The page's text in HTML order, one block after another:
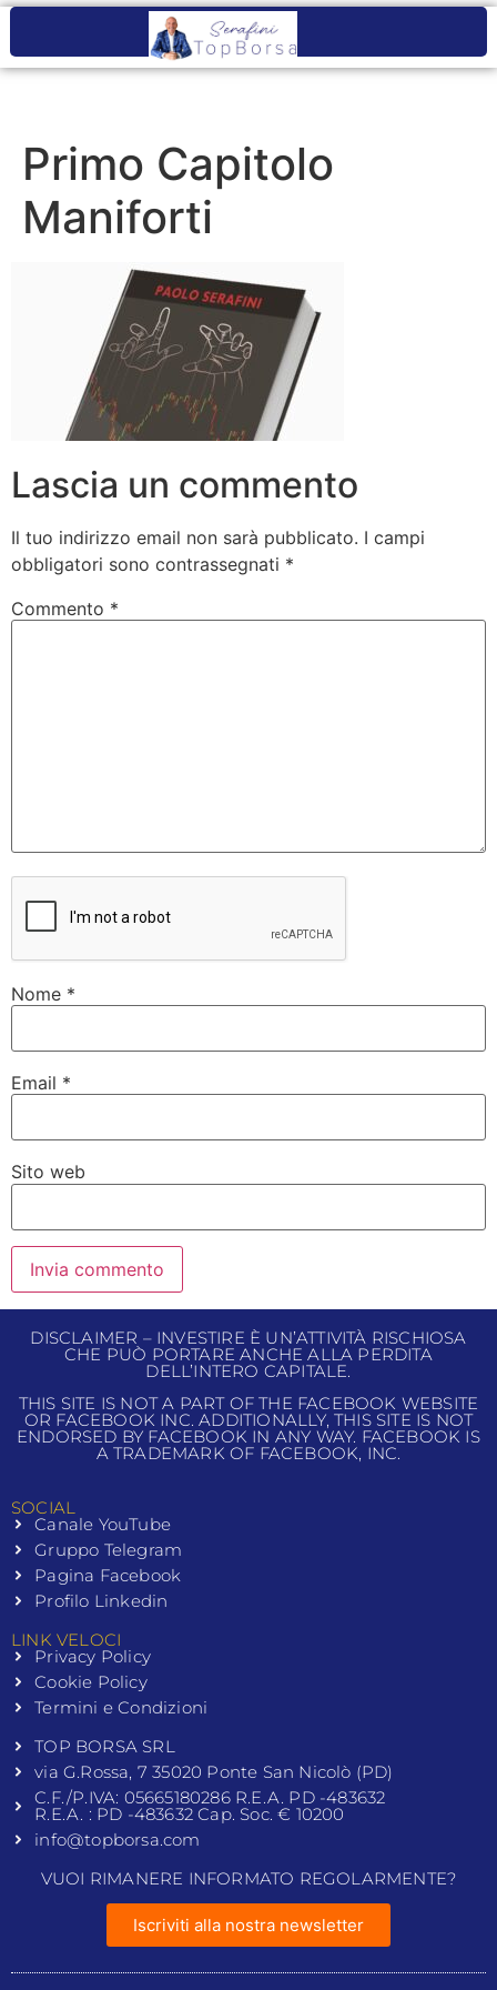
Primo Capitolo
Maniforti
Lascia un commento
Il tuo indirizzo email non sarà pubblicato. I campi
obbligatori sono contrassegnati *
Commento *
Nome *
Email *
Sito web
DISCLAIMER – INVESTIRE È UN’ATTIVITÀ RISCHIOSA
CHE PUÒ PORTARE ANCHE ALLA PERDITA
DELL’INTERO CAPITALE.
THIS SITE IS NOT A PART OF THE FACEBOOK WEBSITE
OR FACEBOOK INC. ADDITIONALLY, THIS SITE IS NOT
ENDORSED BY FACEBOOK IN ANY WAY. FACEBOOK IS
A TRADEMARK OF FACEBOOK, INC.
SOCIAL
Canale YouTube
Gruppo Telegram
Pagina Facebook
Profilo Linkedin
LINK VELOCI
Privacy Policy
Cookie Policy
Termini e Condizioni
TOP BORSA SRL
via G.Rossa, 7 35020 Ponte San Nicolò (PD)
C.F./P.IVA: 05665180286 R.E.A. PD -483632
R.E.A. : PD -483632 Cap. Soc. € 10200
info@topborsa.com
VUOI RIMANERE INFORMATO REGOLARMENTE?
Iscriviti alla nostra newsletter